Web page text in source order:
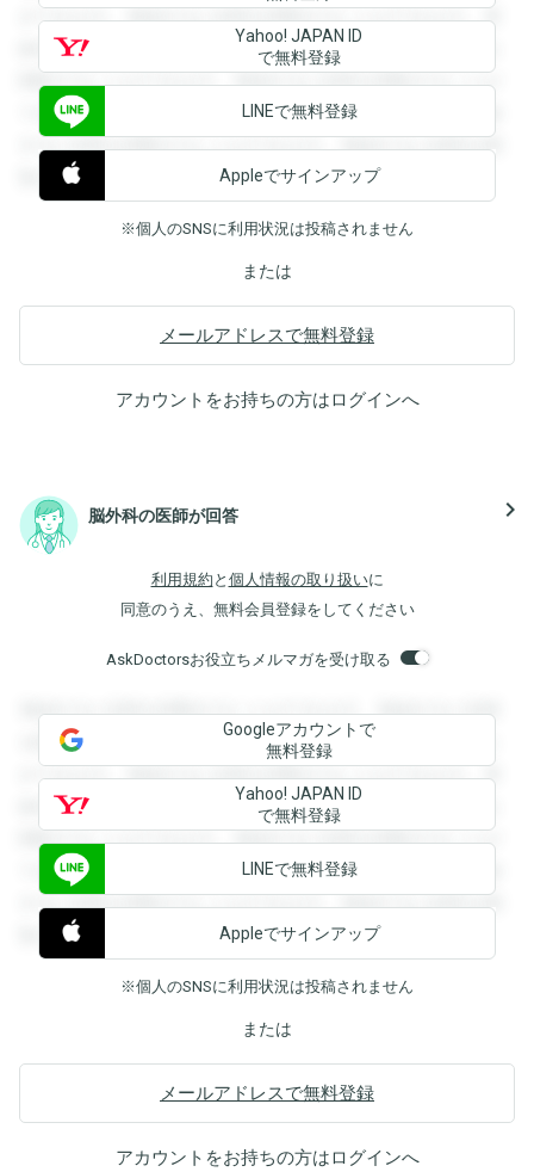
ができます。登録すると回答を閲覧することができます。登
録すると回答を閲覧することができます。登録すると回答を
閲覧することができます。登録すると回答を閲覧することが
できます。登録すると回答を閲覧することができます。登録
すると回答を閲覧することができます。登録すると回答を閲
覧することができます。
Yahoo! JAPAN ID
で無料登録
LINEで無料登録
Appleでサインアップ
※個人のSNSに利用状況は投稿されません
または
メールアドレスで無料登録
アカウントをお持ちの方はログインへ
脳外科の医師が回答 navigate_next
利用規約 と 個人情報の取り扱いに
同意のうえ、無料会員登録をしてください
AskDoctorsお役立ちメルマガを受け取る
登録すると回答を閲覧することができます。登録すると回答
を閲覧することができます。登録すると回答を閲覧すること
ができます。登録すると回答を閲覧することができます。登
録すると回答を閲覧することができます。登録すると回答を
閲覧することができます。登録すると回答を閲覧することが
できます。登録すると回答を閲覧することができます。登録
すると回答を閲覧することができます。登録すると回答を閲
覧することができます。
Googleアカウントで
無料登録
Yahoo! JAPAN ID
で無料登録
LINEで無料登録
Appleでサインアップ
※個人のSNSに利用状況は投稿されません
または
メールアドレスで無料登録
アカウントをお持ちの方はログインへ